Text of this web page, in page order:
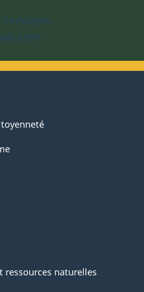
l’infolettre
ressources naturelles